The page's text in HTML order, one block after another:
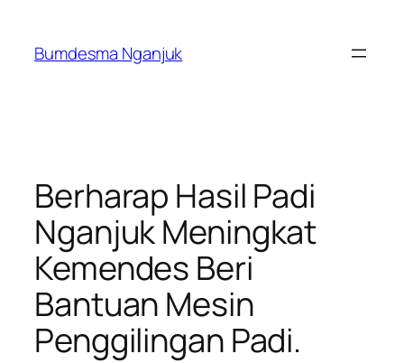
content
Bumdesma Nganjuk
Berharap Hasil Padi
Nganjuk Meningkat
Kemendes Beri
Bantuan Mesin
Penggilingan Padi.